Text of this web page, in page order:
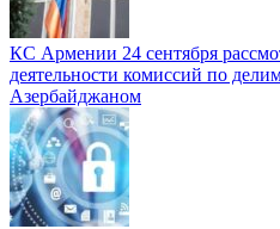
КС Армении 24 сентября
деятельности комиссий по
Азербайджаном